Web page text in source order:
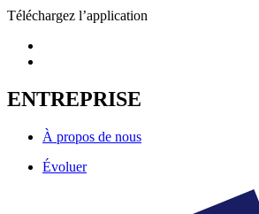
Téléchargez l’application
ENTREPRISE
À propos de nous
Évoluer